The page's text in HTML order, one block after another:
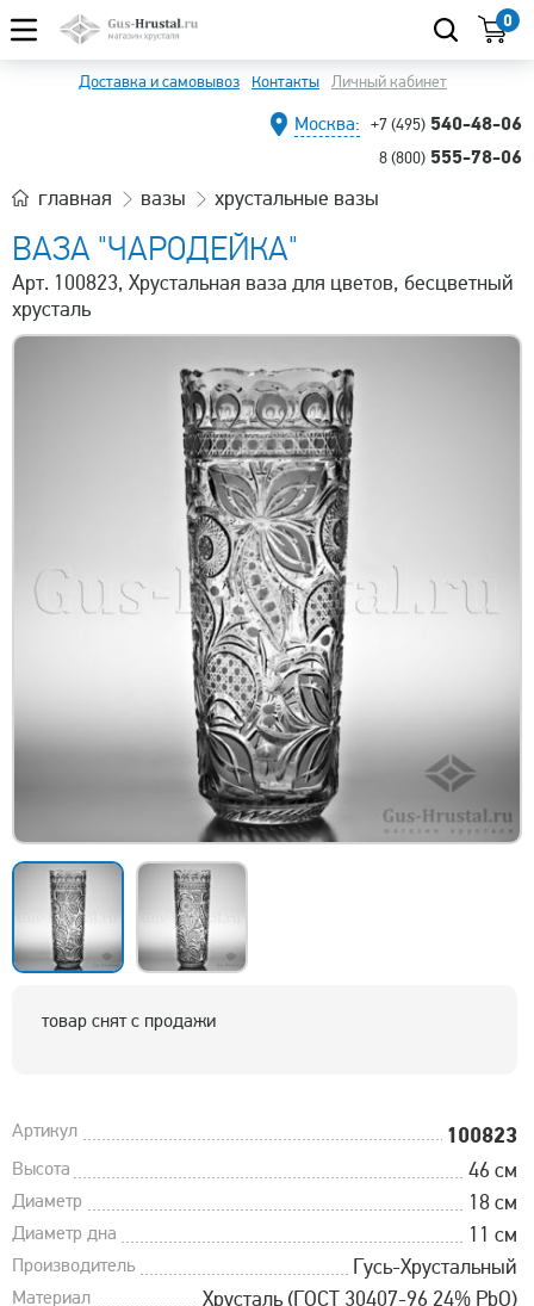
0
Доставка и самовывоз Контакты Личный кабинет
Москва: +7 (495) 540-48-06
8 (800) 555-78-06
главная вазы хрустальные вазы
ВАЗА "ЧАРОДЕЙКА"
Арт. 100823, Хрустальная ваза для цветов, бесцветный
хрусталь
товар снят с продажи
Артикул 100823
Высота 46 см
Диаметр 18 см
Диаметр дна 11 см
Производитель Гусь-Хрустальный
Материал
Хрусталь (ГОСТ 30407-96 24% PbO)